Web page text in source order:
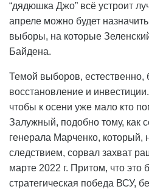
“дядюшка Джо” всё устроит
апреле можно будет
выборы, на которые
Байдена.
Темой выборов, естественно,
восстановление и
чтобы к осени уже мало кто
Залужный, подобно тому, как
генерала Марченко, который,
следствием, сорвал захват
марте 2022 г. Притом, что это
стратегическая победа ВСУ,